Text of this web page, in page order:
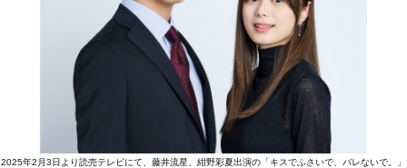
DVD
FESTIVAL
ART・OTHERS
_PR VIDEO
ENTERTAINMENT
COMPANY
2025年2月3日より読売テレビにて、藤井流星、紺野彩夏出演の「キスでふさいで、バレないで。」